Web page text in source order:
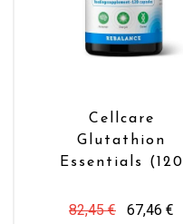
Cellcare
Glutathion
Essentials (120
82,45 €
67,46 €